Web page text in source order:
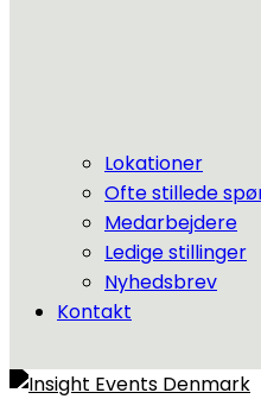
Lokationer
Ofte stillede
Medarbejdere
Ledige stillinger
Nyhedsbrev
Kontakt